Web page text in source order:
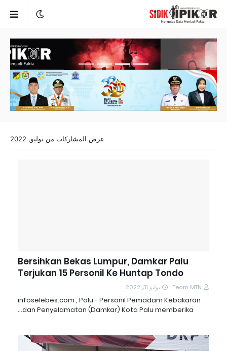
عرض المشاركات من يوليو, 2022
Bersihkan Bekas Lumpur, Damkar Palu
Terjukan 15 Personil Ke Huntap Tondo
Team MTN يوليو 31, 2022
infoselebes.com , Palu - Personil Pemadam Kebakaran
dan Penyelamatan (Damkar) Kota Palu memberika…